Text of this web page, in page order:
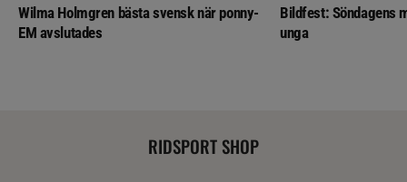
Wilma Holmgren bästa svensk när ponny-
EM avslutades
Bildfest: Söndagens
unga
RIDSPORT SHOP